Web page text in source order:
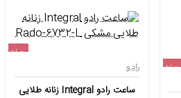
حراج
-4%
حراج
اتمام موجودی
رادو
ساعت رادو Integral زنانه طلایی